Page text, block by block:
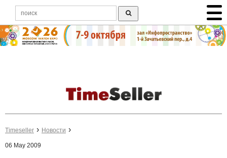
Timeseller Новости
06 May 2009